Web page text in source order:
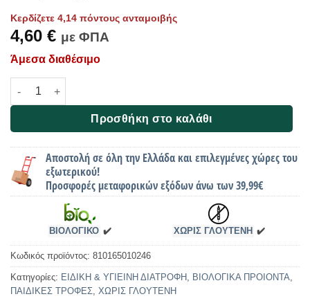
Κερδίζετε 4,14 πόντους ανταμοιβής
4,60 € με ΦΠΑ
Άμεσα διαθέσιμο
Γλειφιτζούρια φρούτων, Bio, YumEarth, 14τεμ, 87γρ ποσότητα
Προσθήκη στο καλάθι
Αποστολή σε όλη την Ελλάδα και επιλεγμένες χώρες του
εξωτερικού!
Προσφορές μεταφορικών εξόδων άνω των 39,99€
ΒΙΟΛΟΓΙΚΟ ✔️ ΧΩΡΙΣ ΓΛΟΥΤΕΝΗ ✔️
Κωδικός προϊόντος: 810165010246
Κατηγορίες: ΕΙΔΙΚΗ & ΥΓΙΕΙΝΗ ΔΙΑΤΡΟΦΗ , ΒΙΟΛΟΓΙΚΑ ΠΡΟΙΟΝΤΑ,
ΠΑΙΔΙΚΕΣ ΤΡΟΦΕΣ, ΧΩΡΙΣ ΓΛΟΥΤΕΝΗ